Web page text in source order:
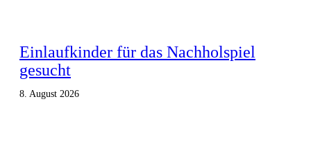
Einlaufkinder für das Nachholspiel
gesucht
8. August 2026